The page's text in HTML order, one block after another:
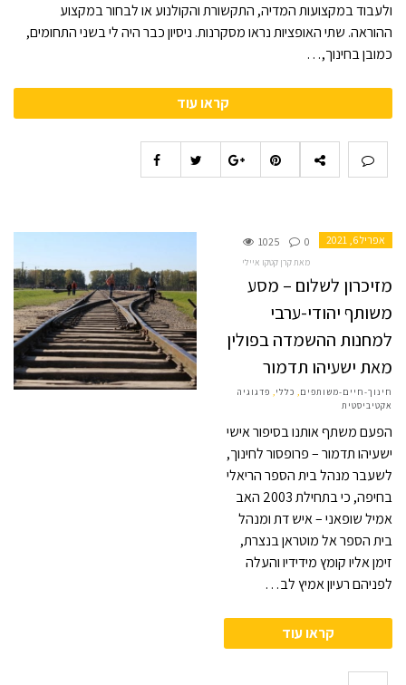
ולעבוד במקצועות המדיה, התקשורת והקולנוע או לבחור במקצוע
ההוראה. שתי האופציות נראו מסקרנות. ניסיון כבר היה לי בשני התחומים,
כמובן בחינוך,…
קראו עוד
אפריל 6, 2021 1025 0
מאת קרן קטקו איילי
מזיכרון לשלום – מסע
משותף יהודי-ערבי
למחנות ההשמדה בפולין
מאת ישעיהו תדמור
חינוך-חיים-משותפים, כללי, פדגוגיה
אקטיביסטית
הפעם משתף אותנו בסיפור אישי
ישעיהו תדמור – פרופסור לחינוך,
לשעבר מנהל בית הספר הריאלי
בחיפה, כי בתחילת 2003 האב
אמיל שופאני – איש דת ומנהל
בית הספר אל מוטראן בנצרת,
זימן אליו קומץ מידידיו והעלה
לפניהם רעיון אמיץ לב…
קראו עוד